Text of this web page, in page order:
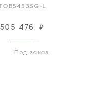
TOB5453SG-L
505 476 ₽
Под заказ